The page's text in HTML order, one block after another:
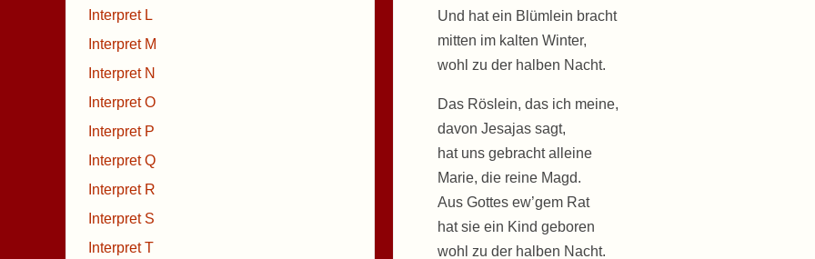
Und hat ein Blümlein bracht
mitten im kalten Winter,
wohl zu der halben Nacht.
Das Röslein, das ich meine,
davon Jesajas sagt,
hat uns gebracht alleine
Marie, die reine Magd.
Aus Gottes ew’gem Rat
hat sie ein Kind geboren
wohl zu der halben Nacht.
Interpret L
Interpret M
Interpret N
Interpret O
Interpret P
Interpret Q
Interpret R
Interpret S
Interpret T